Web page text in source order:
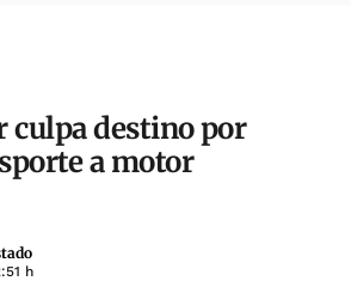
culpa destino por
a motor
h